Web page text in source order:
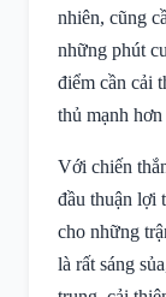
nhiên, cũng
những phút
điểm cần cải
thủ mạnh
Với chiến
đầu thuận lợi
cho những
là rất sáng